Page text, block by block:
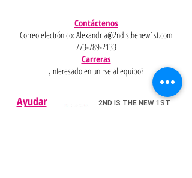
Contáctenos
Correo electrónico: Alexandria@2ndisthenew1st.com
773-789-2133
Carreras
¿Interesado en unirse al equipo?
Ayudar